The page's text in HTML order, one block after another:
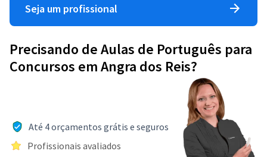
Seja um profissional
Precisando de Aulas de Português para
Concursos em Angra dos Reis?
Até 4 orçamentos grátis e seguros
Profissionais avaliados